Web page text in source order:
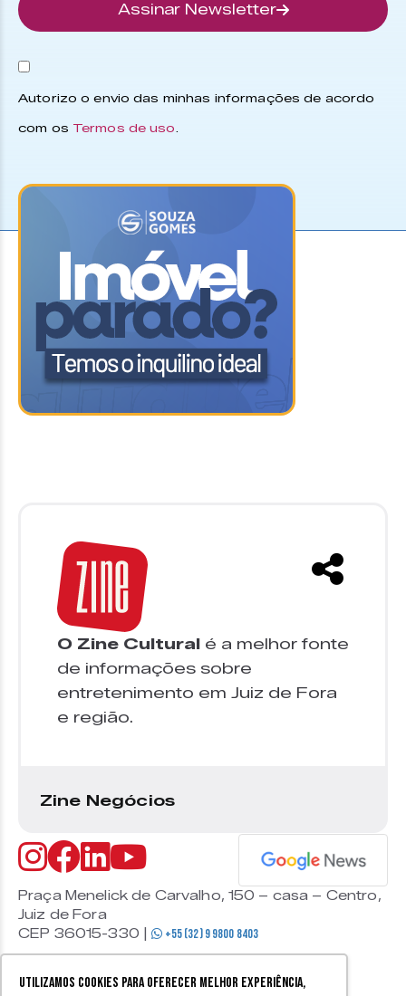
Utilizamos cookies para oferecer melhor experiência,
Assinar Newsletter
Autorizo o envio das minhas informações de acordo
com os Termos de uso.
O Zine Cultural é a melhor fonte
de informações sobre
entretenimento em Juiz de Fora
e região.
Zine Negócios
Praça Menelick de Carvalho, 150 – casa – Centro,
Juiz de Fora
CEP 36015-330 |
+55 (32) 9 9800 8403